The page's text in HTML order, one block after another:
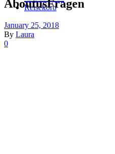
Reisekorb
AboutusFragen
January 25, 2018
By Laura
0